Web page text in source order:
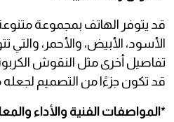
قد يتوفر الهاتف بمجموعة
الأسود، الأبيض، والأحمر،
تفاصيل أخرى مثل النقوش
قد تكون جزءًا من التصميم لجعله
*المواصفات الفنية والأداء